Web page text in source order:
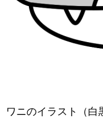
ワニのイラスト（白